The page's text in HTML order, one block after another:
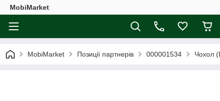
MobiMarket
MobiMarket Позиції партнерів 000001534 Чохол